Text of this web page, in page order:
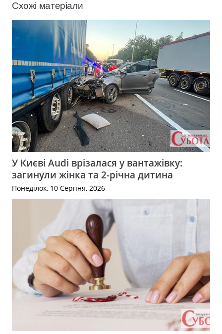
Схожі матеріали
У Києві Audi врізалася у вантажівку:
загинули жінка та 2-річна дитина
Понеділок, 10 Серпня, 2026